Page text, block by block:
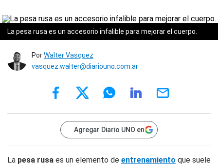
La pesa rusa es un accesorio infalible para mejorar el cuerpo.
PorWalter Vasquez
vasquez.walter@diariouno.com.ar
Agregar Diario UNO en
La pesa rusa es un elemento de entrenamiento que suele